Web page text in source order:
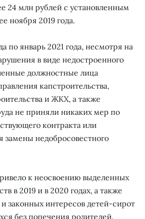
24 млн рублей с установленным
ноября 2019 года.
по январь 2021 года, несмотря на
в виде недостроенного
должностные лица
капстроительства,
и ЖКХ, а также
не приняли никаких мер по
контракта или
замены недобросовестного
к неосвоению выделенных
в 2019 и в 2020 годах, а также
законных интересов детей-сирот
без попечения родителей.